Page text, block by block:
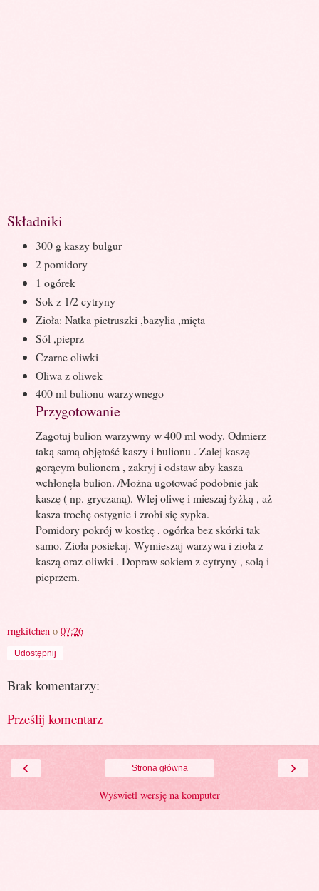
Składniki
300 g kaszy bulgur
2 pomidory
1 ogórek
Sok z 1/2 cytryny
Zioła: Natka pietruszki ,bazylia ,mięta
Sól ,pieprz
Czarne oliwki
Oliwa z oliwek
400 ml bulionu warzywnego
Przygotowanie
Zagotuj bulion warzywny w 400 ml wody. Odmierz
taką samą objętość kaszy i bulionu . Zalej kaszę
gorącym bulionem , zakryj i odstaw aby kasza
wchłonęła bulion. /Można ugotować podobnie jak
kaszę ( np. gryczaną). Wlej oliwę i mieszaj łyżką , aż
kasza trochę ostygnie i zrobi się sypka.
Pomidory pokrój w kostkę , ogórka bez skórki tak
samo. Zioła posiekaj. Wymieszaj warzywa i zioła z
kaszą oraz oliwki . Dopraw sokiem z cytryny , solą i
pieprzem.
rngkitchen o 07:26
Udostępnij
Brak komentarzy:
Prześlij komentarz
‹ ›
Strona główna
Wyświetl wersję na komputer